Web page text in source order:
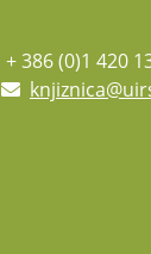
+ 386 (0)1 420